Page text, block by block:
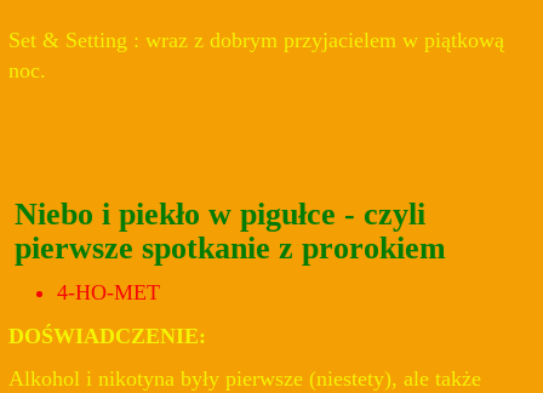
Set & Setting : wraz z dobrym przyjacielem w piątkową
noc.
Niebo i piekło w pigułce - czyli
pierwsze spotkanie z prorokiem
4-HO-MET
DOŚWIADCZENIE:
Alkohol i nikotyna były pierwsze (niestety), ale także